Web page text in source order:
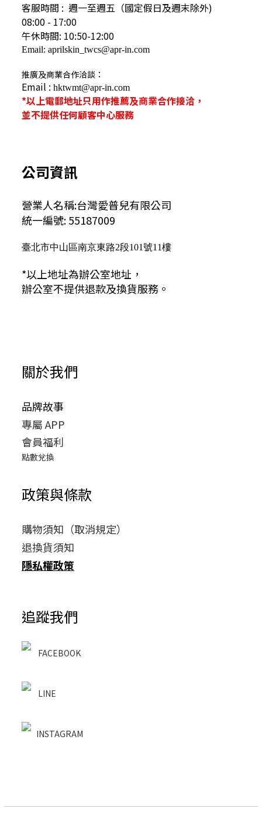
客服時間 : 週一至週五（國定假日及週末除外)
08:00 - 17:00
午休時間: 10:50-12:00
Email: aprilskin_twcs@apr-in.com
推廣及商業合作洽談：
Email : hktwmt@apr-in.com
*以上電郵地址只用作推薦及商業合作接洽，
並不提供任何顧客中心服務
公司資訊
營業人名稱:台灣愛普兒有限公司
統一編號: 55187009
臺北市中山區南京東路2段101號11樓
*以上地址為辦公室地址，
辦公室不提供退款及換貨服務。
關於我們
品牌故事
專屬 APP
會員福利
點數兌換
政策與條款
購物須知（取消規定）
退換貨須知
隱私權政策
追蹤我們
FACEBOOK
LINE
INSTAGRAM